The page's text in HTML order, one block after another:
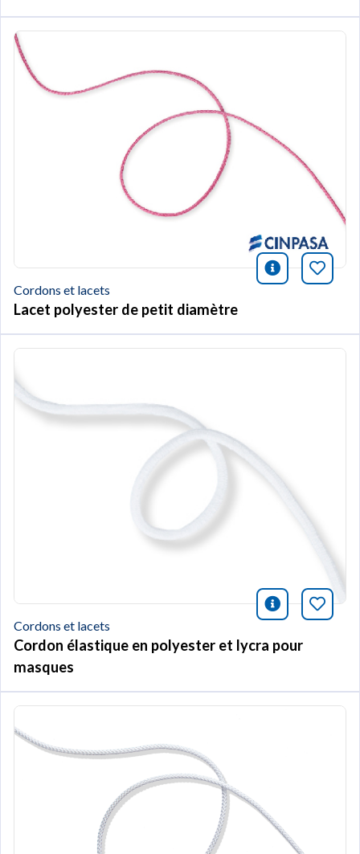
icono
Cordons et lacets
Lacet polyester de petit diamètre
icono
Cordons et lacets
Cordon élastique en polyester et lycra pour
masques